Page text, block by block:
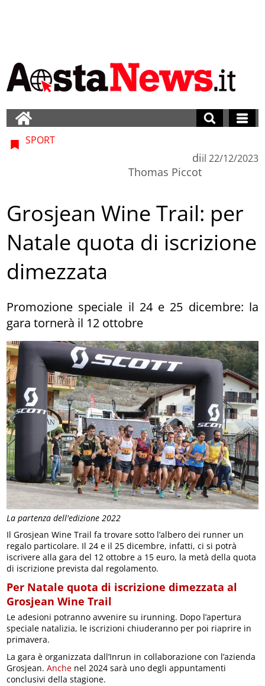
La partenza dell'edizione 2022
SPORT
di
Thomas Piccot
il 22/12/2023
Grosjean Wine Trail: per
Natale quota di iscrizione
dimezzata
Promozione speciale il 24 e 25 dicembre: la
gara tornerà il 12 ottobre
Il Grosjean Wine Trail fa trovare sotto l’albero dei runner un
regalo particolare. Il 24 e il 25 dicembre, infatti, ci si potrà
iscrivere alla gara del 12 ottobre a 15 euro, la metà della quota
di iscrizione prevista dal regolamento.
Per Natale quota di iscrizione dimezzata al
Grosjean Wine Trail
Le adesioni potranno avvenire su irunning. Dopo l’apertura
speciale natalizia, le iscrizioni chiuderanno per poi riaprire in
primavera.
La gara è organizzata dall’Inrun in collaborazione con l’azienda
Grosjean.Anche nel 2024 sarà uno degli appuntamenti
conclusivi della stagione.